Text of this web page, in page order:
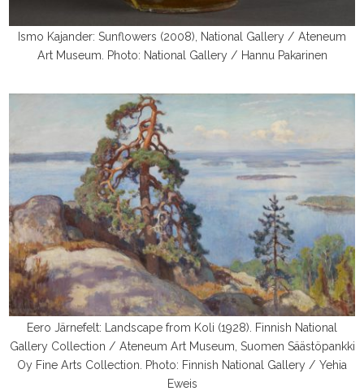
Ismo Kajander: Sunflowers (2008), National Gallery / Ateneum
Art Museum. Photo: National Gallery / Hannu Pakarinen
Eero Järnefelt: Landscape from Koli (1928). Finnish National
Gallery Collection / Ateneum Art Museum, Suomen Säästöpankki
Oy Fine Arts Collection. Photo: Finnish National Gallery / Yehia
Eweis